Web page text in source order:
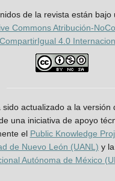
de la revista están bajo
Commons Atribución-
CompartirIgual 4.0
sido actualizado a la versión
una iniciativa de apoyo
el Public Knowledge
de Nuevo León (UANL) y la
Autónoma de México